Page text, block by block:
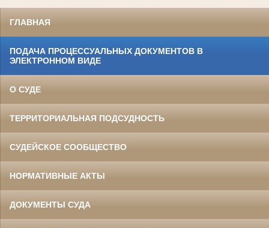
ГЛАВНАЯ
ПОДАЧА ПРОЦЕССУАЛЬНЫХ ДОКУМЕНТОВ В
ЭЛЕКТРОННОМ ВИДЕ
О СУДЕ
ТЕРРИТОРИАЛЬНАЯ ПОДСУДНОСТЬ
СУДЕЙСКОЕ СООБЩЕСТВО
НОРМАТИВНЫЕ АКТЫ
ДОКУМЕНТЫ СУДА